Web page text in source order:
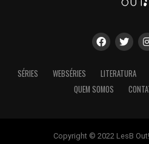
SÉRIES WEBSÉRIES LITERATURA
QUEM SOMOS
Copyright © 2022 LesB